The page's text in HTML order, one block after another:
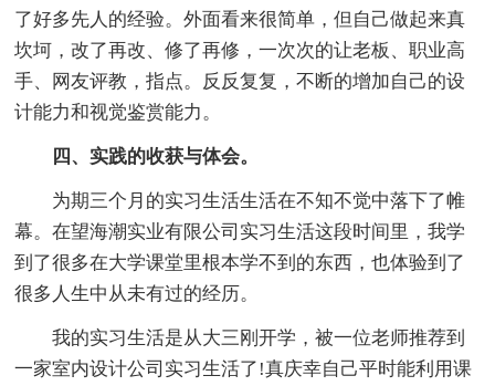
了好多先人的经验。外面看来很简单，但自己做起来真
坎坷，改了再改、修了再修，一次次的让老板、职业高
手、网友评教，指点。反反复复，不断的增加自己的设
计能力和视觉鉴赏能力。
四、实践的收获与体会。
为期三个月的实习生活生活在不知不觉中落下了帷
幕。在望海潮实业有限公司实习生活这段时间里，我学
到了很多在大学课堂里根本学不到的东西，也体验到了
很多人生中从未有过的经历。
我的实习生活是从大三刚开学，被一位老师推荐到
一家室内设计公司实习生活了!真庆幸自己平时能利用课